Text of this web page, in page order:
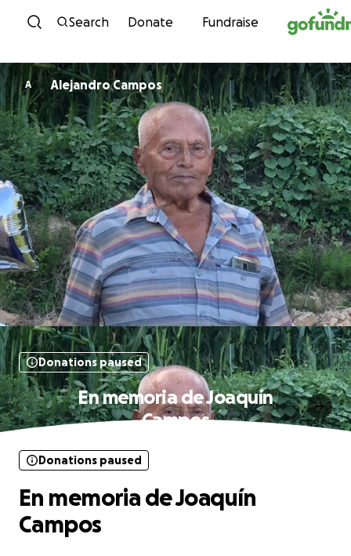
Skip to content
Search Donate Fundraise
A Alejandro Campos
Donations paused
En memoria de Joaquín
Campos
Donations paused
En memoria de Joaquín
Campos